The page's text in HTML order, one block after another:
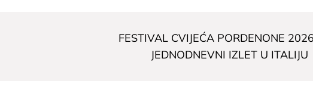
FESTIVAL CVIJEĆA PORDENONE
JEDNODNEVNI IZLET U ITALIJU